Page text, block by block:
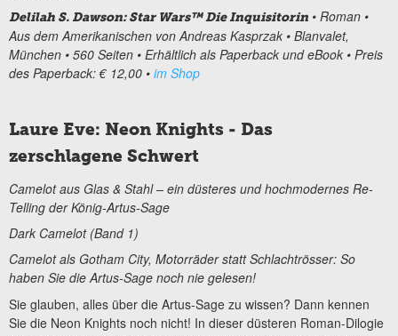
Delilah S. Dawson: Star Wars™ Die Inquisitorin • Roman •
Aus dem Amerikanischen von Andreas Kasprzak • Blanvalet,
München • 560 Seiten • Erhältlich als Paperback und eBook • Preis
des Paperback: € 12,00 • im Shop
Laure Eve: Neon Knights - Das
zerschlagene Schwert
Camelot aus Glas & Stahl – ein düsteres und hochmodernes Re-
Telling der König-Artus-Sage
Dark Camelot (Band 1)
Camelot als Gotham City, Motorräder statt Schlachtrösser: So
haben Sie die Artus-Sage noch nie gelesen!
Sie glauben, alles über die Artus-Sage zu wissen? Dann kennen
Sie die Neon Knights noch nicht! In dieser düsteren Roman-Dilogie